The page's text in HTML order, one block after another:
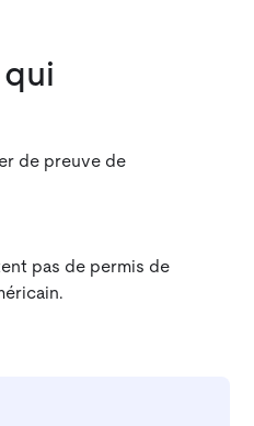
qui
de preuve de
pas de permis de